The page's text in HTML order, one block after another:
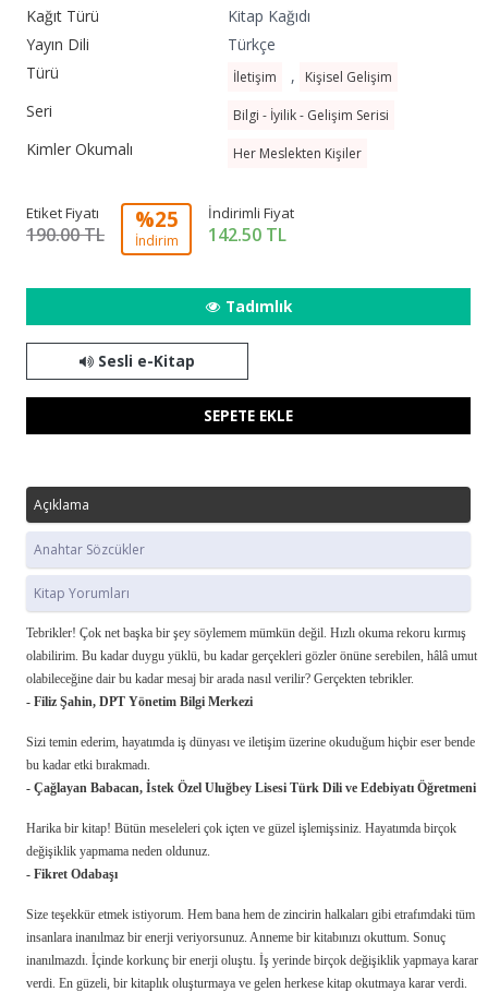
Kağıt Türü
Kitap Kağıdı
Yayın Dili
Türkçe
Türü
İletişim , Kişisel Gelişim
Seri Bilgi - İyilik - Gelişim Serisi
Kimler Okumalı Her Meslekten Kişiler
Etiket Fiyatı
190.00 TL
%25
İndirim
İndirimli Fiyat
142.50 TL
Tadımlık
Sesli e-Kitap
SEPETE EKLE
Açıklama
Anahtar Sözcükler
Kitap Yorumları
Tebrikler! Çok net başka bir şey söylemem mümkün değil. Hızlı okuma rekoru kırmış
olabilirim. Bu kadar duygu yüklü, bu kadar gerçekleri gözler önüne serebilen, hâlâ umut
olabileceğine dair bu kadar mesaj bir arada nasıl verilir? Gerçekten tebrikler.
- Filiz Şahin, DPT Yönetim Bilgi Merkezi
Sizi temin ederim, hayatımda iş dünyası ve iletişim üzerine okuduğum hiçbir eser bende
bu kadar etki bırakmadı.
- Çağlayan Babacan, İstek Özel Uluğbey Lisesi Türk Dili ve Edebiyatı Öğretmeni
Harika bir kitap! Bütün meseleleri çok içten ve güzel işlemişsiniz. Hayatımda birçok
değişiklik yapmama neden oldunuz.
- Fikret Odabaşı
Size teşekkür etmek istiyorum. Hem bana hem de zincirin halkaları gibi etrafımdaki tüm
insanlara inanılmaz bir enerji veriyorsunuz. Anneme bir kitabınızı okuttum. Sonuç
inanılmazdı. İçinde korkunç bir enerji oluştu. İş yerinde birçok değişiklik yapmaya karar
verdi. En güzeli, bir kitaplık oluşturmaya ve gelen herkese kitap okutmaya karar verdi.